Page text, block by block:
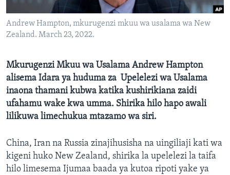
Andrew Hampton, mkurugenzi mkuu wa usalama wa New
Zealand. March 23, 2022.
Mkurugenzi Mkuu wa Usalama Andrew Hampton
alisema Idara ya huduma za Upelelezi wa Usalama
inaona thamani kubwa katika kushirikiana zaidi
ufahamu wake kwa umma. Shirika hilo hapo awali
lilikuwa limechukua mtazamo wa siri.
China, Iran na Russia zinajihusisha na uingiliaji kati wa
kigeni huko New Zealand, shirika la upelelezi la taifa
hilo limesema Ijumaa baada ya kutoa ripoti yake ya